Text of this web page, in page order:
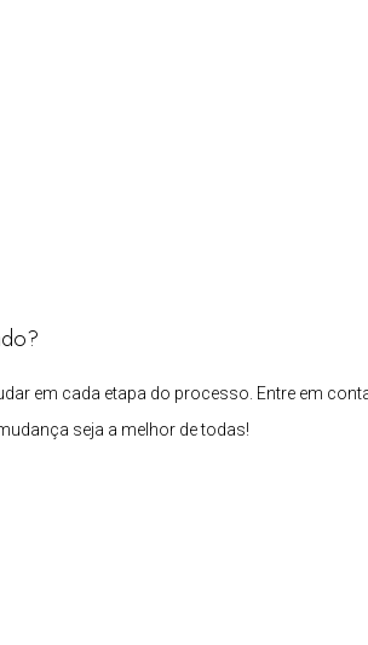
em cada etapa do processo. Entre em
seja a melhor de todas!